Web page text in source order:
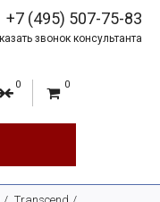
+7 (495) 507-75-83
звонок консультанта
0 0